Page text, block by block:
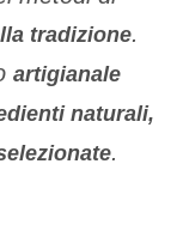
tradizione.
artigianale
naturali,
.